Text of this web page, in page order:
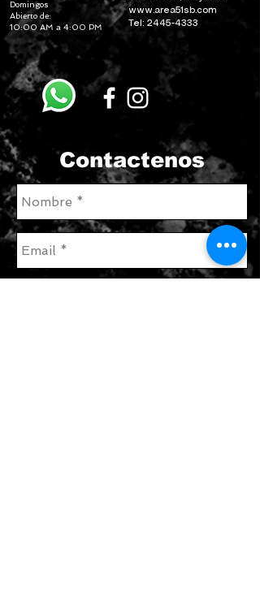
Domingos
Abierto de:
10:00 AM a 4:00 PM
www.area51sb.com
Tel: 2445-4333
Contactenos